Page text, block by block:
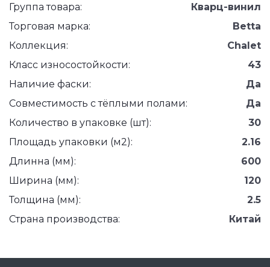
Группа товара:
Кварц-винил
Торговая марка:
Betta
Коллекция:
Chalet
Класс износостойкости:
43
Наличие фаски:
Да
Совместимость с тёплыми полами:
Да
Количество в упаковке (шт):
30
Площадь упаковки (м2):
2.16
Длинна (мм):
600
Ширина (мм):
120
Толщина (мм):
2.5
Страна производства:
Китай